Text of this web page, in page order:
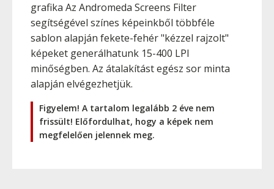
grafika Az Andromeda Screens Filter
segítségével színes képeinkből többféle
sablon alapján fekete-fehér "kézzel rajzolt"
képeket generálhatunk 15-400 LPI
minőségben. Az átalakítást egész sor minta
alapján elvégezhetjük.
Figyelem! A tartalom legalább 2 éve nem
frissült! Előfordulhat, hogy a képek nem
megfelelően jelennek meg.